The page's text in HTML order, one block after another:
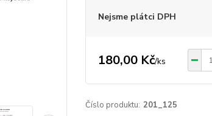
Nejsme plátci DPH
180,00 Kč/ks
Číslo produktu: 201_125